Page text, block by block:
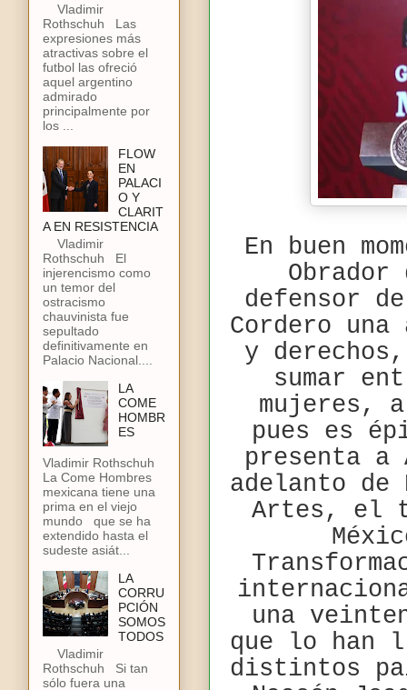
En buen
defensor
Cordero
y
sumar
mujeres,
pues es
presenta a
adelanto de
Artes, el
una
que lo han
distintos
Vladimir
Rothschuh Las
expresiones más
atractivas sobre el
futbol las ofreció
aquel argentino
admirado
principalmente por
los ...
FLOW
EN
PALACI
O Y
CLARIT
A EN RESISTENCIA
Vladimir
Rothschuh El
injerencismo como
un temor del
ostracismo
chauvinista fue
sepultado
definitivamente en
Palacio Nacional....
LA
COME
HOMBR
ES
Vladimir Rothschuh
La Come Hombres
mexicana tiene una
prima en el viejo
mundo que se ha
extendido hasta el
sudeste asiát...
LA
CORRU
PCIÓN
SOMOS
TODOS
Vladimir
Rothschuh Si tan
sólo fuera una